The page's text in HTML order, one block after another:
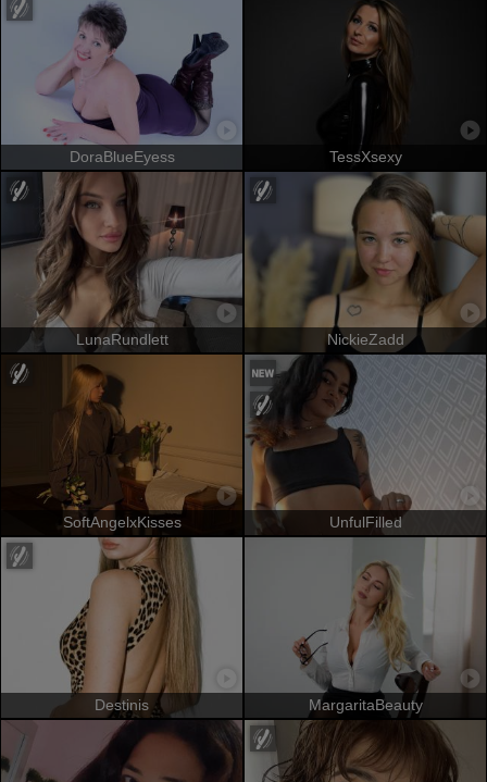
DoraBlueEyess TessXsexy
LunaRundlett NickieZadd
SoftAngelxKisses UnfulFilled
Destinis MargaritaBeauty